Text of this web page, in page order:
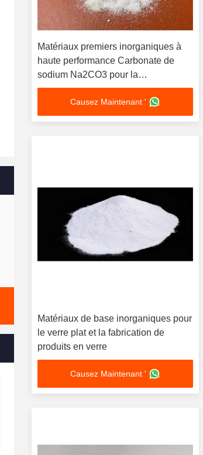
Matériaux premiers inorganiques à
haute performance Carbonate de
sodium Na2CO3 pour la
photographie et l'analyse
Causez Maintenant '
Matériaux de base inorganiques pour
le verre plat et la fabrication de
produits en verre
Causez Maintenant '